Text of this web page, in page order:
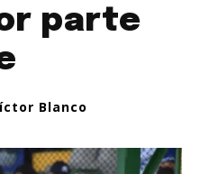
parte
Blanco